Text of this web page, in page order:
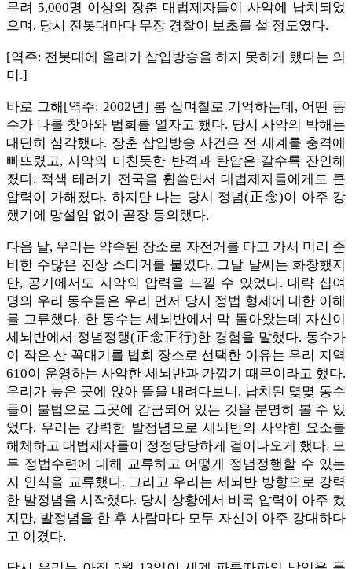
무려 5,000명 이상의 장춘 대법제자들이 사악에 납치되었
으며, 당시 전봇대마다 무장 경찰이 보초를 설 정도였다.
[역주: 전봇대에 올라가 삽입방송을 하지 못하게 했다는 의
미.]
바로 그해[역주: 2002년] 봄 십며칠로 기억하는데, 어떤 동
수가 나를 찾아와 법회를 열자고 했다. 당시 사악의 박해는
대단히 심각했다. 장춘 삽입방송 사건은 전 세계를 충격에
빠뜨렸고, 사악의 미친듯한 반격과 탄압은 갈수록 잔인해
졌다. 적색 테러가 전국을 휩쓸면서 대법제자들에게도 큰
압력이 가해졌다. 하지만 나는 당시 정념(正念)이 아주 강
했기에 망설임 없이 곧장 동의했다.
다음 날, 우리는 약속된 장소로 자전거를 타고 가서 미리 준
비한 수많은 진상 스티커를 붙였다. 그날 날씨는 화창했지
만, 공기에서도 사악의 압력을 느낄 수 있었다. 대략 십여
명의 우리 동수들은 우리 먼저 당시 정법 형세에 대한 이해
를 교류했다. 한 동수는 세뇌반에서 막 돌아왔는데 자신이
세뇌반에서 정념정행(正念正行)한 경험을 말했다. 동수가
이 작은 산 꼭대기를 법회 장소로 선택한 이유는 우리 지역
610이 운영하는 사악한 세뇌반과 가깝기 때문이라고 했다.
우리가 높은 곳에 앉아 뜰을 내려다보니, 납치된 몇몇 동수
들이 불법으로 그곳에 감금되어 있는 것을 분명히 볼 수 있
었다. 우리는 강력한 발정념으로 세뇌반의 사악한 요소를
해체하고 대법제자들이 정정당당하게 걸어나오게 했다. 모
두 정법수련에 대해 교류하고 어떻게 정념정행할 수 있는
지 인식을 교류했다. 그리고 우리는 세뇌반 방향으로 강력
한 발정념을 시작했다. 당시 상황에서 비록 압력이 아주 컸
지만, 발정념을 한 후 사람마다 모두 자신이 아주 강대하다
고 여겼다.